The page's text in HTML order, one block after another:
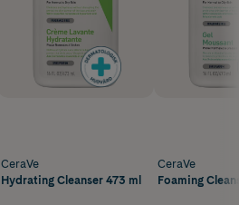
CeraVe
Hydrating Cleanser 473 ml
CeraVe
Foaming